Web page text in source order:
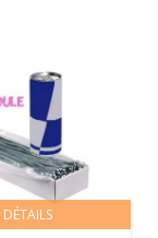
DÉTAILS